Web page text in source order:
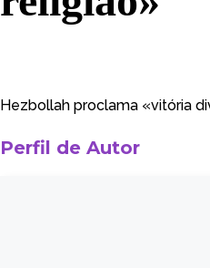
Hezbollah proclama «vitória
Perfil de Autor